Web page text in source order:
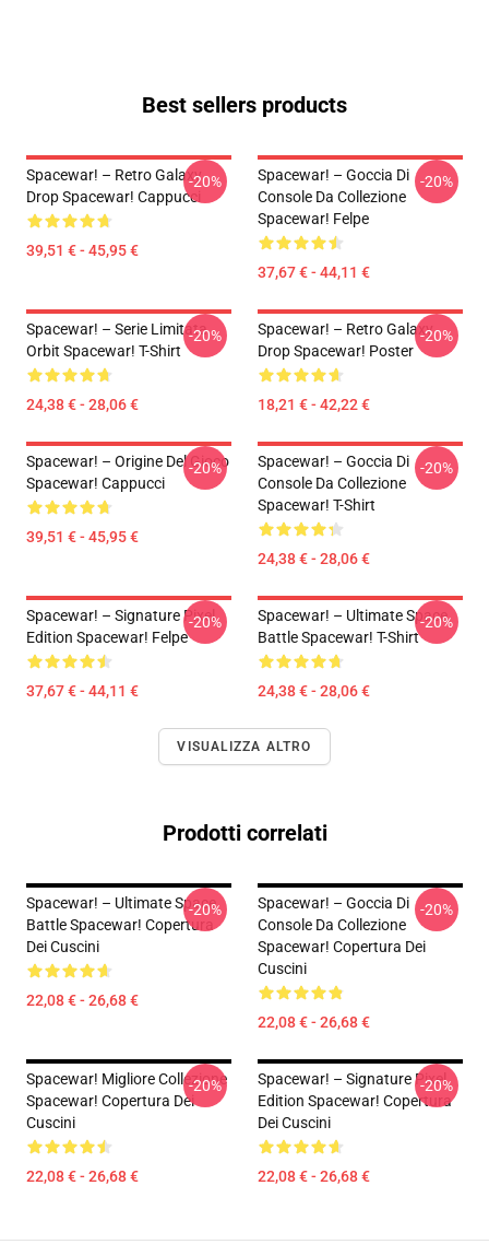
Best sellers products
Spacewar! – Retro Galaxy
Drop Spacewar! Cappucci
39,51 € - 45,95 €
-20%
Spacewar! – Goccia Di
Console Da Collezione
Spacewar! Felpe
37,67 € - 44,11 €
-20%
Spacewar! – Serie Limitata
Orbit Spacewar! T-Shirt
24,38 € - 28,06 €
-20%
Spacewar! – Retro Galaxy
Drop Spacewar! Poster
18,21 € - 42,22 €
-20%
Spacewar! – Origine Del Gioco
Spacewar! Cappucci
39,51 € - 45,95 €
-20%
Spacewar! – Goccia Di
Console Da Collezione
Spacewar! T-Shirt
24,38 € - 28,06 €
-20%
Spacewar! – Signature Pixel
Edition Spacewar! Felpe
37,67 € - 44,11 €
-20%
Spacewar! – Ultimate Space
Battle Spacewar! T-Shirt
24,38 € - 28,06 €
-20%
VISUALIZZA ALTRO
Prodotti correlati
Spacewar! – Ultimate Space
Battle Spacewar! Copertura
Dei Cuscini
22,08 € - 26,68 €
-20%
Spacewar! – Goccia Di
Console Da Collezione
Spacewar! Copertura Dei
Cuscini
22,08 € - 26,68 €
-20%
Spacewar! Migliore Collezione
Spacewar! Copertura Dei
Cuscini
22,08 € - 26,68 €
-20%
Spacewar! – Signature Pixel
Edition Spacewar! Copertura
Dei Cuscini
22,08 € - 26,68 €
-20%